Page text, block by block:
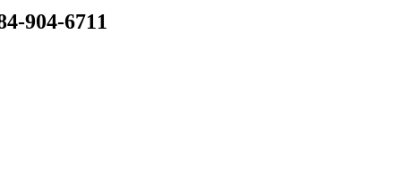
904-6711